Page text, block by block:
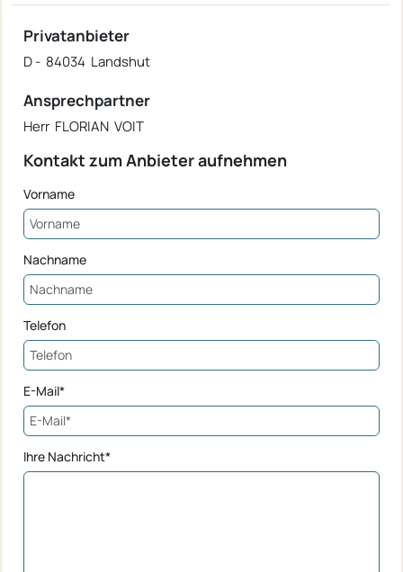
Privatanbieter
D - 84034 Landshut
Ansprechpartner
Herr FLORIAN VOIT
Kontakt zum Anbieter aufnehmen
Vorname
Nachname
Telefon
E-Mail*
Ihre Nachricht*